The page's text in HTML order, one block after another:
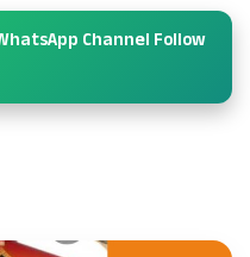
Channel Follow